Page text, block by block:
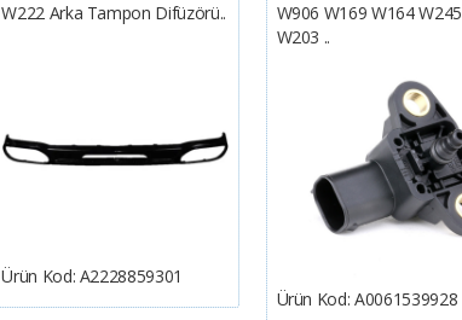
W222 Arka Tampon Difüzörü..
Ürün Kod: A2228859301
W906 W169 W164 W245
W203 ..
Ürün Kod:A0061539928